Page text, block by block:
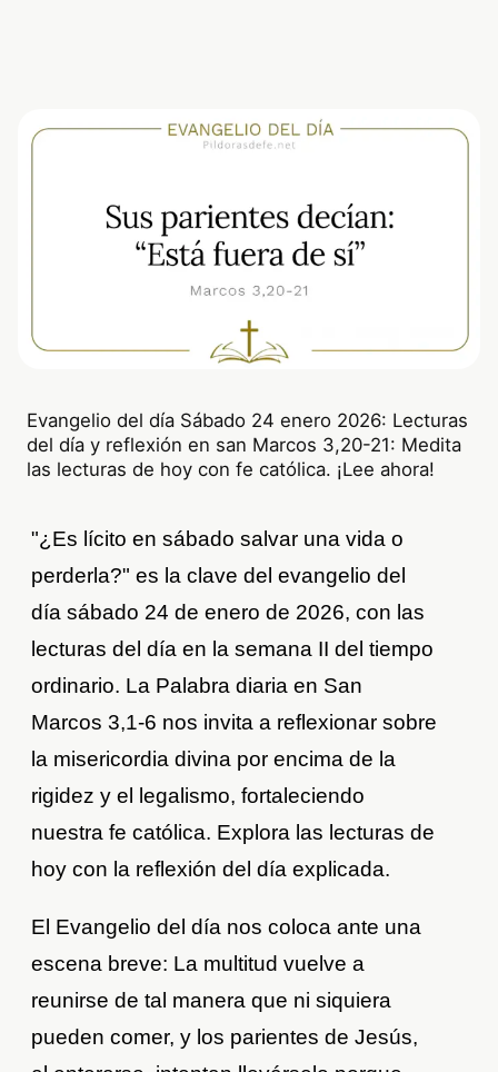
Evangelio del día Sábado 24 enero 2026: Lecturas
del día y reflexión en san Marcos 3,20-21: Medita
las lecturas de hoy con fe católica. ¡Lee ahora!
"¿Es lícito en sábado salvar una vida o
perderla?" es la clave del evangelio del
día sábado 24 de enero de 2026, con las
lecturas del día en la semana II del tiempo
ordinario. La Palabra diaria en San
Marcos 3,1-6 nos invita a reflexionar sobre
la misericordia divina por encima de la
rigidez y el legalismo, fortaleciendo
nuestra fe católica. Explora las lecturas de
hoy con la reflexión del día explicada.
El Evangelio del día nos coloca ante una
escena breve: La multitud vuelve a
reunirse de tal manera que ni siquiera
pueden comer, y los parientes de Jesús,